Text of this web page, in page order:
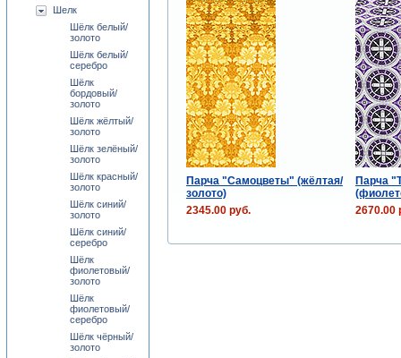
Парча "Самоцветы" (жёлтая/
золото)
Парча
2345.00 руб.
2670.00
Шелк
Шёлк белый/
золото
Шёлк белый/
серебро
Шёлк
бордовый/
золото
Шёлк жёлтый/
золото
Шёлк зелёный/
золото
Шёлк красный/
золото
Шёлк синий/
золото
Шёлк синий/
серебро
Шёлк
фиолетовый/
золото
Шёлк
фиолетовый/
серебро
Шёлк чёрный/
золото